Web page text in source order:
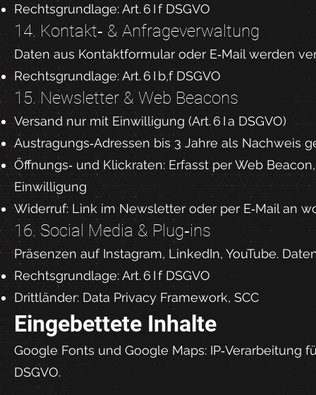
Rechtsgrundlage: Art. 6 I f DSGVO
14. Kontakt‑ & Anfrageverwaltung
Daten aus Kontaktformular oder E‑Mail werden
Rechtsgrundlage: Art. 6 I b,f DSGVO
15. Newsletter & Web Beacons
Versand nur mit Einwilligung (Art. 6 I a DSGVO)
Austragungs‑Adressen bis 3 Jahre als Nachweis
Öffnungs‑ und Klickraten: Erfasst per Web
Einwilligung
Widerruf: Link im Newsletter oder per E‑Mail an
16. Social Media & Plug‑ins
Präsenzen auf Instagram, LinkedIn, YouTube.
Rechtsgrundlage: Art. 6 I f DSGVO
Drittländer: Data Privacy Framework, SCC
Eingebettete Inhalte
Google Fonts und Google Maps: IP‑Verarbeitung
DSGVO.